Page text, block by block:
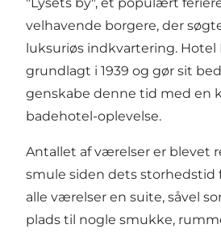
velhavende borgere, der
luksuriøs indkvartering. Hotel
grundlagt i 1939 og gør sit
genskabe denne tid med en
badehotel-oplevelse.
Antallet af værelser er blevet
smule siden dets storhedstid
alle værelser en suite, såvel
plads til nogle smukke,